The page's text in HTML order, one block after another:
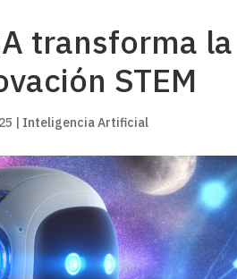
transforma
STEM
| Inteligencia Artificial